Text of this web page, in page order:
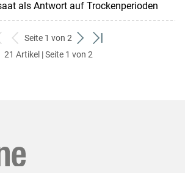
als Antwort auf Trockenperioden
ersten
zurück
zum
Seite 1 von 2
weiter
zum
zum
21 Artikel | Seite 1 von 2